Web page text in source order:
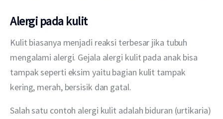
Alergi pada kulit
Kulit biasanya menjadi reaksi terbesar jika tubuh
mengalami alergi. Gejala alergi kulit pada anak bisa
tampak seperti eksim yaitu bagian kulit tampak
kering, merah, bersisik dan gatal.
Salah satu contoh alergi kulit adalah biduran (urtikaria)